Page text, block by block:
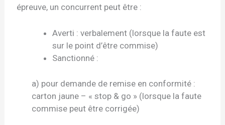
épreuve, un concurrent peut être :
Averti : verbalement (lorsque la faute est
sur le point d’être commise)
Sanctionné :
a) pour demande de remise en conformité :
carton jaune – « stop & go » (lorsque la faute
commise peut être corrigée)